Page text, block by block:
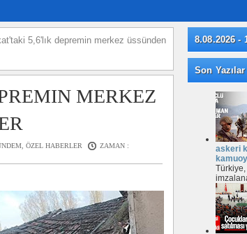
5,6'lık depremin merkez üssünden
MERKEZ
, ÖZEL HABERLER
ZAMAN :
8.08.2026 -
Son Yazılar
askeri